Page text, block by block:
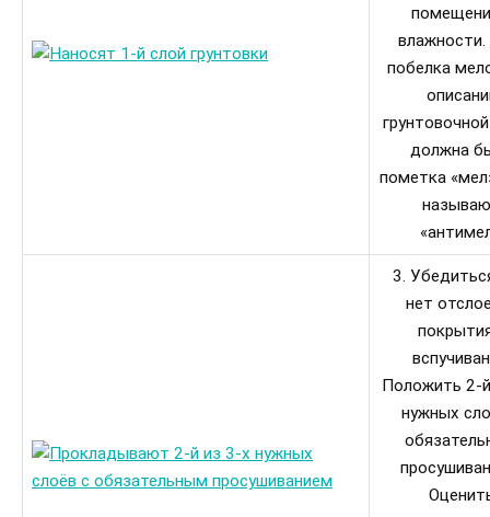
влажности.
побелка
должна
пометка
3.
нет
Положить 2-
нужных